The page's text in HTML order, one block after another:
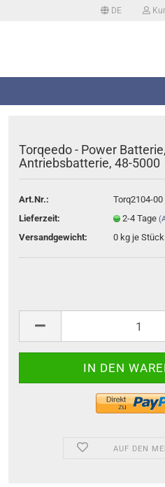
DE
Konto erstellen
Passwort vergessen?
Torqeedo - Power
Antriebsbatterie, 48-5000
Art.Nr.:
Torq2104-00
Lieferzeit:
2-4 Tage
Versandgewicht: 0 kg je Stück
AUF DEN